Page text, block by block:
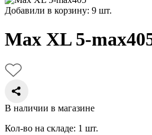
Добавили в корзину: 9 шт.
Max XL 5-
В наличии в магазине
Кол-во на складе: 1 шт.